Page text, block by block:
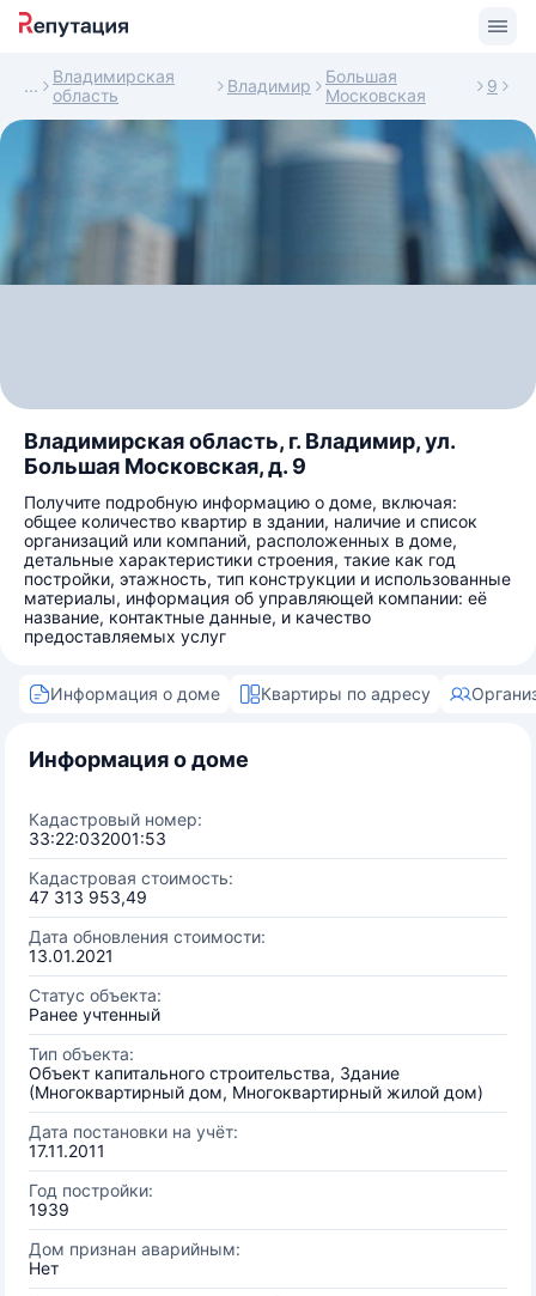
Владимирская
область
Владимир
Большая
Московская
9
Владимирская область, г. Владимир, ул.
Большая Московская, д. 9
Получите подробную информацию о доме, включая:
общее количество квартир в здании, наличие и список
организаций или компаний, расположенных в доме,
детальные характеристики строения, такие как год
постройки, этажность, тип конструкции и использованные
материалы, информация об управляющей компании: её
название, контактные данные, и качество
предоставляемых услуг
Информация о доме Квартиры по адресу
Информация о доме
Кадастровый номер:
33:22:032001:53
Кадастровая стоимость:
47 313 953,49
Дата обновления стоимости:
13.01.2021
Статус объекта:
Ранее учтенный
Тип объекта:
Объект капитального строительства, Здание
(Многоквартирный дом, Многоквартирный жилой дом)
Дата постановки на учёт:
17.11.2011
Год постройки:
1939
Дом признан аварийным:
Нет